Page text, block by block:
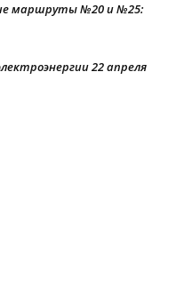
маршруты №20 и №25:
22 апреля